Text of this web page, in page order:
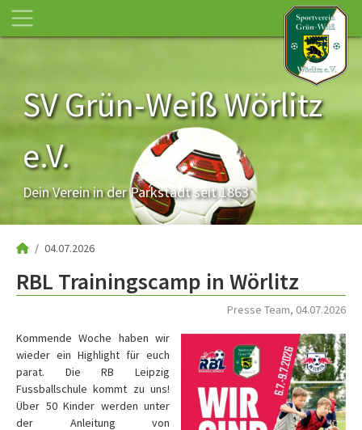
SV Grün-Weiß Wörlitz
e.V.
Dein Verein in der Parkstadt seit 1863
04.07.2026
RBL Trainingscamp in Wörlitz
Presse Team, 04.07.2026
Kommende Woche haben wir
wieder ein Highlight für euch
parat. Die RB Leipzig
Fussballschule kommt zu uns!
Über 50 Kinder werden unter
der Anleitung von